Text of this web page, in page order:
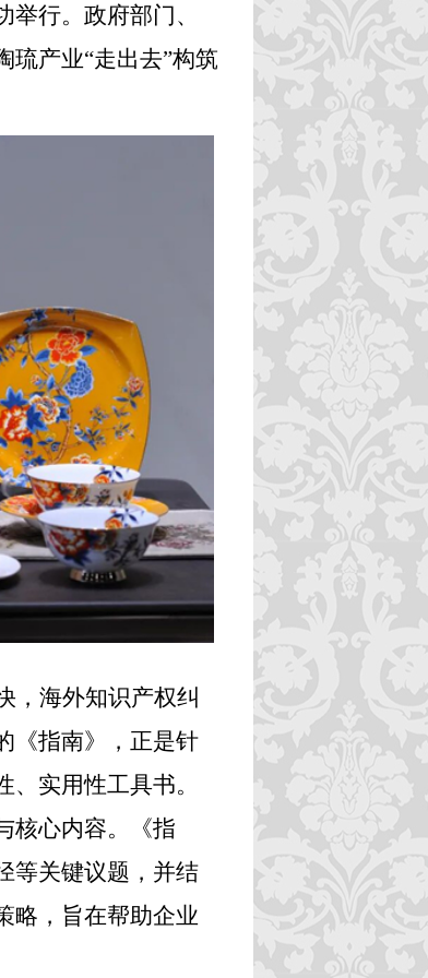
行。政府部门、
琉产业“走出去”构筑
，海外知识产权纠
《指南》，正是针
实用性工具书。
核心内容。《指
等关键议题，并结
略，旨在帮助企业